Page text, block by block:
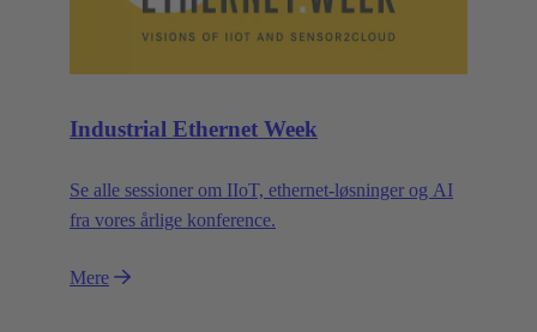
Industrial Ethernet Week
Se alle sessioner om IIoT, ethernet-løsninger og AI
fra vores årlige konference.
Mere